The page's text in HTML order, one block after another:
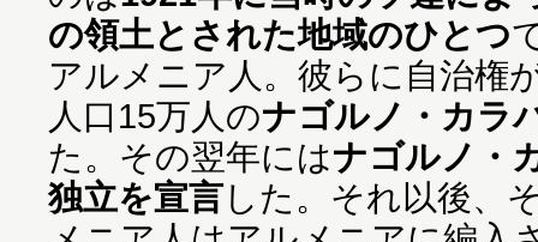
の領土とされた地域のひとつ
アルメニア人。彼らに自治権
人口15万人のナゴルノ・カラ
た。その翌年にはナゴルノ・
独立を宣言した。それ以後、